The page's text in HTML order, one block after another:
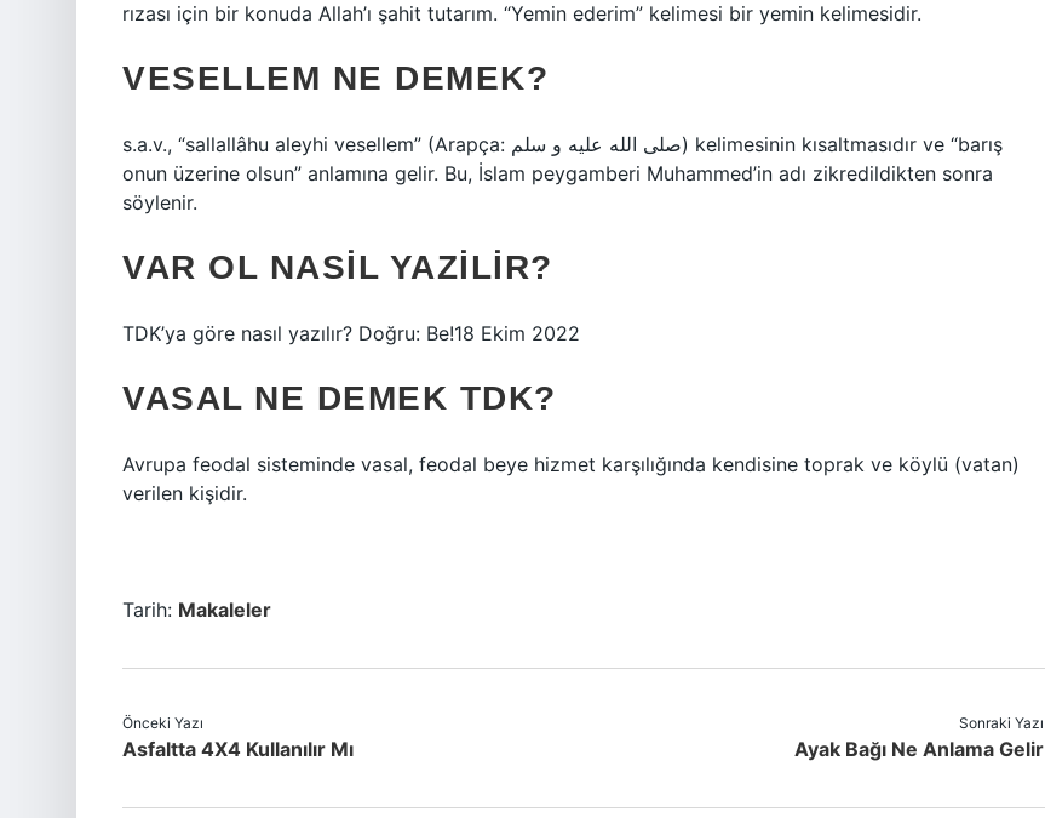
rızası için bir konuda Allah’ı şahit tutarım. “Yemin ederim” kelimesi bir yemin kelimesidir.
VESELLEM NE DEMEK?
s.a.v., “sallallâhu aleyhi vesellem” (Arapça: صلى الله عليه و سلم) kelimesinin kısaltmasıdır ve “barış
onun üzerine olsun” anlamına gelir. Bu, İslam peygamberi Muhammed’in adı zikredildikten sonra
söylenir.
VAR OL NASIL YAZILIR?
TDK’ya göre nasıl yazılır? Doğru: Be!18 Ekim 2022
VASAL NE DEMEK TDK?
Avrupa feodal sisteminde vasal, feodal beye hizmet karşılığında kendisine toprak ve köylü (vatan)
verilen kişidir.
Tarih: Makaleler
Önceki Yazı
Asfaltta 4X4 Kullanılır Mı
Sonraki Yazı
Ayak Bağı Ne Anlama Gelir